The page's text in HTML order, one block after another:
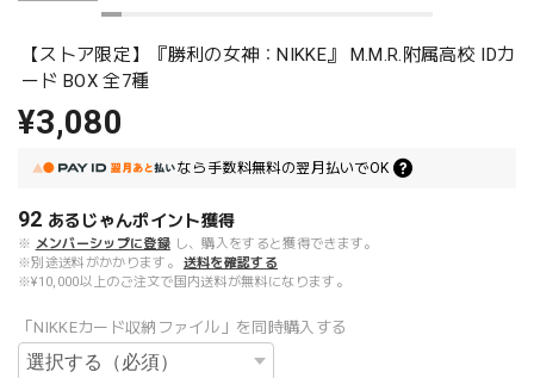
【ストア限定】『勝利の女神：NIKKE』 M.M.R.附属高校 IDカ
ード BOX 全7種
¥3,080
なら 手数料無料の翌月払いでOK
92 あるじゃんポイント獲得
※ メンバーシップに登録 し、購入をすると獲得できます。
※別途送料がかかります。
送料を確認する
※¥10,000以上のご注文で国内送料が無料になります。
「NIKKEカード収納ファイル」を同時購入する